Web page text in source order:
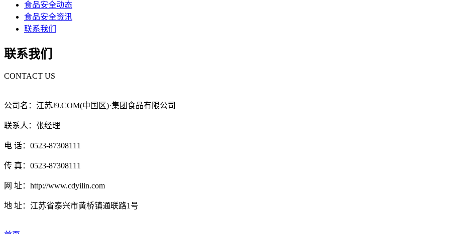
食品安全动态
食品安全资讯
联系我们
联系我们
CONTACT US
公司名：江苏J9.COM(中国区)·集团食品有限公司
联系人：张经理
电 话：0523-87308111
传 真：0523-87308111
网 址：http://www.cdyilin.com
地 址：江苏省泰兴市黄桥镇通联路1号